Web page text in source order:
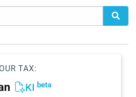
TAX:
KI beta